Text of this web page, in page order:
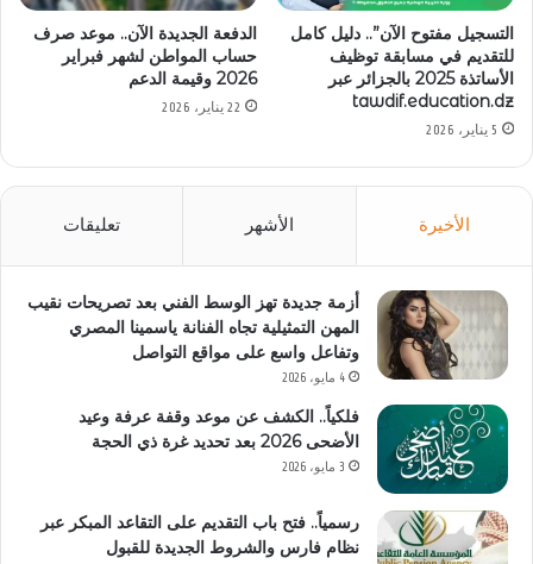
التسجيل مفتوح الآن”.. دليل كامل
للتقديم في مسابقة توظيف
الأساتذة 2025 بالجزائر عبر
tawdif.education.dz
5 يناير، 2026
الدفعة الجديدة الآن.. موعد صرف
حساب المواطن لشهر فبراير
2026 وقيمة الدعم
22 يناير، 2026
الأخيرة الأشهر تعليقات
أزمة جديدة تهز الوسط الفني بعد تصريحات نقيب
المهن التمثيلية تجاه الفنانة ياسمينا المصري
وتفاعل واسع على مواقع التواصل
4 مايو، 2026
فلكياً.. الكشف عن موعد وقفة عرفة وعيد
الأضحى 2026 بعد تحديد غرة ذي الحجة
3 مايو، 2026
رسمياً.. فتح باب التقديم على التقاعد المبكر عبر
نظام فارس والشروط الجديدة للقبول